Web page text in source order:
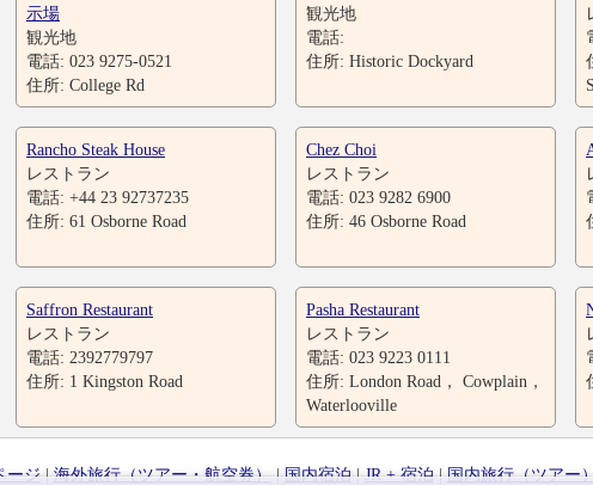
示場
観光地
電話: 023 9275-0521
住所: College Rd
観光地
電話:
住所: Historic Dockyard
Rancho Steak House
レストラン
電話: +44 23 92737235
住所: 61 Osborne Road
Chez Choi
レストラン
電話: 023 9282 6900
住所: 46 Osborne Road
Saffron Restaurant
レストラン
電話: 2392779797
住所: 1 Kingston Road
Pasha Restaurant
レストラン
電話: 023 9223 0111
住所: London Road， Cowplain，
Waterlooville
ージ|海外旅行（ツアー・航空券）|国内宿泊|JR + 宿泊|国内旅行（ツアー